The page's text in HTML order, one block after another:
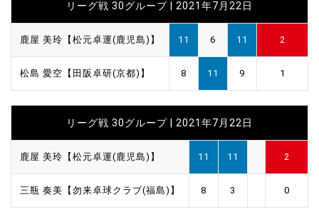
リーグ戦 30グループ | 2021年7月22日
鹿屋 美玲【松元卓運(鹿児島)】 11 6 11 2
松島 愛空【田阪卓研(京都)】 8 11 9 1
リーグ戦 30グループ | 2021年7月22日
鹿屋 美玲【松元卓運(鹿児島)】 11 11 2
三瓶 奏美【勿来卓球クラブ(福島)】 8 3 0